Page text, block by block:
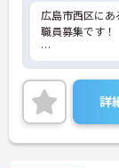
広島市西区に
職員募集です！
全国に高齢者
療福祉グルー
大手法人で経
詳